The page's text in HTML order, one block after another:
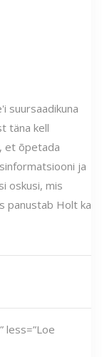
suursaadikuna
täna kell
et õpetada
ja
oskusi, mis
panustab Holt ka
less=”Loe